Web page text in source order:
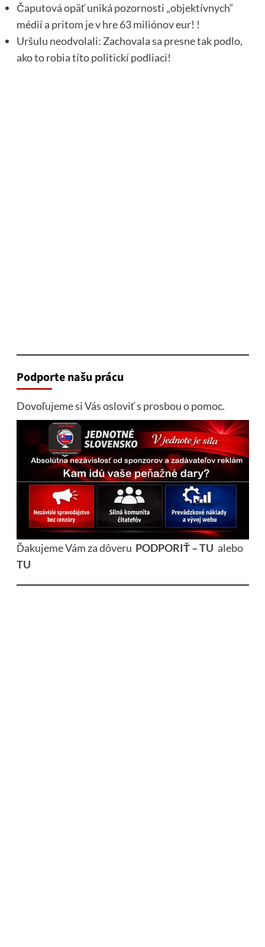
Čaputová opäť uniká pozornosti „objektívnych“
médií a pritom je v hre 63 miliónov eur! !
Uršulu neodvolali: Zachovala sa presne tak podlo,
ako to robia títo politickí podliaci!
Podporte našu prácu
Dovoľujeme si Vás osloviť s prosbou o pomoc.
Ďakujeme Vám za dôveru PODPORIŤ – TU alebo
TU